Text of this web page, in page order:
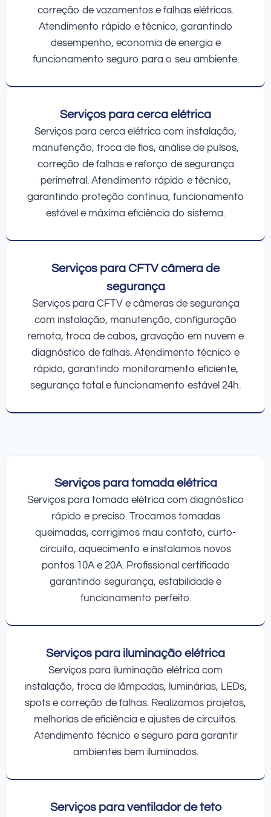
correção de vazamentos e falhas elétricas.
Atendimento rápido e técnico, garantindo
desempenho, economia de energia e
funcionamento seguro para o seu ambiente.
Serviços para cerca elétrica
Serviços para cerca elétrica com instalação,
manutenção, troca de fios, análise de pulsos,
correção de falhas e reforço de segurança
perimetral. Atendimento rápido e técnico,
garantindo proteção contínua, funcionamento
estável e máxima eficiência do sistema.
Serviços para CFTV câmera de
segurança
Serviços para CFTV e câmeras de segurança
com instalação, manutenção, configuração
remota, troca de cabos, gravação em nuvem e
diagnóstico de falhas. Atendimento técnico e
rápido, garantindo monitoramento eficiente,
segurança total e funcionamento estável 24h.
Serviços para tomada elétrica
Serviços para tomada elétrica com diagnóstico
rápido e preciso. Trocamos tomadas
queimadas, corrigimos mau contato, curto-
circuito, aquecimento e instalamos novos
pontos 10A e 20A. Profissional certificado
garantindo segurança, estabilidade e
funcionamento perfeito.
Serviços para iluminação elétrica
Serviços para iluminação elétrica com
instalação, troca de lâmpadas, luminárias, LEDs,
spots e correção de falhas. Realizamos projetos,
melhorias de eficiência e ajustes de circuitos.
Atendimento técnico e seguro para garantir
ambientes bem iluminados.
Serviços para ventilador de teto